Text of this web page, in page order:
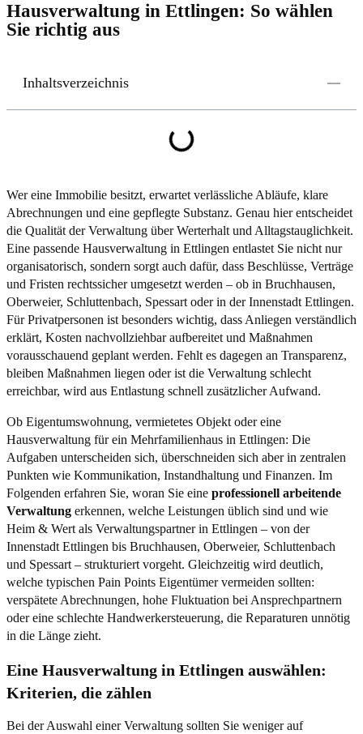
Hausverwaltung in Ettlingen: So wählen
Sie richtig aus
Inhaltsverzeichnis
Wer eine Immobilie besitzt, erwartet verlässliche Abläufe, klare
Abrechnungen und eine gepflegte Substanz. Genau hier entscheidet
die Qualität der Verwaltung über Werterhalt und Alltagstauglichkeit.
Eine passende Hausverwaltung in Ettlingen entlastet Sie nicht nur
organisatorisch, sondern sorgt auch dafür, dass Beschlüsse, Verträge
und Fristen rechtssicher umgesetzt werden – ob in Bruchhausen,
Oberweier, Schluttenbach, Spessart oder in der Innenstadt Ettlingen.
Für Privatpersonen ist besonders wichtig, dass Anliegen verständlich
erklärt, Kosten nachvollziehbar aufbereitet und Maßnahmen
vorausschauend geplant werden. Fehlt es dagegen an Transparenz,
bleiben Maßnahmen liegen oder ist die Verwaltung schlecht
erreichbar, wird aus Entlastung schnell zusätzlicher Aufwand.
Ob Eigentumswohnung, vermietetes Objekt oder eine
Hausverwaltung für ein Mehrfamilienhaus in Ettlingen: Die
Aufgaben unterscheiden sich, überschneiden sich aber in zentralen
Punkten wie Kommunikation, Instandhaltung und Finanzen. Im
Folgenden erfahren Sie, woran Sie eine professionell arbeitende
Verwaltung erkennen, welche Leistungen üblich sind und wie
Heim & Wert als Verwaltungspartner in Ettlingen – von der
Innenstadt Ettlingen bis Bruchhausen, Oberweier, Schluttenbach
und Spessart – strukturiert vorgeht. Gleichzeitig wird deutlich,
welche typischen Pain Points Eigentümer vermeiden sollten:
verspätete Abrechnungen, hohe Fluktuation bei Ansprechpartnern
oder eine schlechte Handwerkersteuerung, die Reparaturen unnötig
in die Länge zieht.
Eine Hausverwaltung in Ettlingen auswählen:
Kriterien, die zählen
Bei der Auswahl einer Verwaltung sollten Sie weniger auf